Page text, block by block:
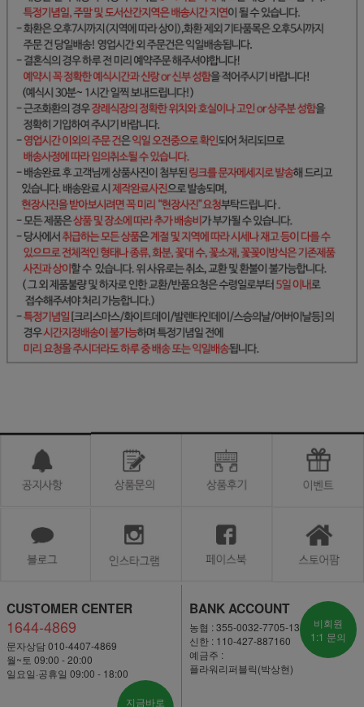
CUSTOMER CENTER
1644-4869
문자상담 010-4407-4869
월~토 09:00 - 20:00
일요일·공휴일 09:00 - 18:00
지금바로
BANK ACCOUNT
농협 : 355-0032-7705-13
신한 : 110-427-887160
예금주 :
플라워리퍼블릭(박상현)
비회원
1:1 문의